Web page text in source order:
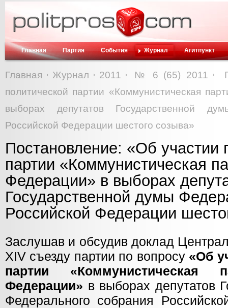
Главная Партия События Журнал Агитпункт
Главная Журнал 2011 № 6 (65) 2011
политической партии «Коммунистическая
выборах депутатов Государственной
Российской Федерации шестого созыва»
Постановление: «Об участии
партии «Коммунистическая
Федерации» в выборах
Государственной думы
Российской Федерации
Заслушав и обсудив доклад
XIV съезду партии по вопросу «Об
партии «Коммунистическая
Федерации» в выборах депутатов
Федерального cобрания